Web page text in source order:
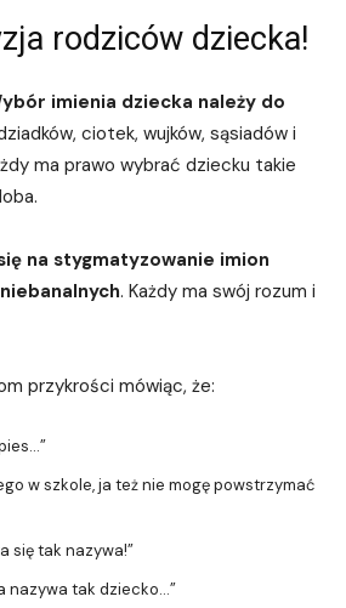
rodziców dziecka!
imienia dziecka należy do
ciotek, wujków, sąsiadów i
ma prawo wybrać dziecku takie
na stygmatyzowanie imion
. Każdy ma swój rozum i
przykrości mówiąc, że:
w szkole, ja też nie mogę powstrzymać
się tak nazywa!”
nazywa tak dziecko…”